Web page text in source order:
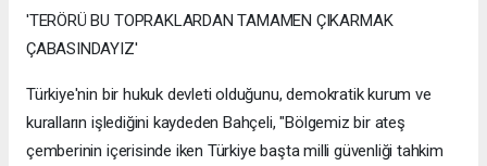
'TERÖRÜ BU TOPRAKLARDAN TAMAMEN ÇIKARMAK
ÇABASINDAYIZ'
Türkiye'nin bir hukuk devleti olduğunu, demokratik kurum ve
kuralların işlediğini kaydeden Bahçeli, "Bölgemiz bir ateş
çemberinin içerisinde iken Türkiye başta milli güvenliği tahkim